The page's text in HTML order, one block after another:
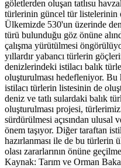
göletlerden oluşan tatlısu
türlerinin güncel tür listelerinin
Ülkemizde 530'un üzerinde
türü bulunduğu göz önüne
çalışma yürütülmesi
yıllardır yabancı türlerin
denizlerindeki istilacı balık
oluşturulması hedefleniyor.
istilacı türlerin listesinin de
deniz ve tatlı sulardaki balık
oluşturulması projesi,
sürdürülmesi açısından ulusal
önem taşıyor. Diğer taraftan
hazırlanması ile de bu
olası zararlarının önüne
Kaynak: Tarım ve Orman